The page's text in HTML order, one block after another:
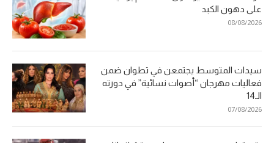
على دهون الكبد
08/08/2026
سيدات المتوسط يجتمعن في تطوان ضمن
فعاليات مهرجان “أصوات نسائية” في دورته
الـ14
07/08/2026